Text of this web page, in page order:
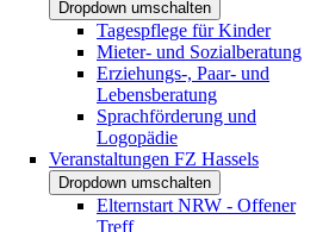
Dropdown umschalten
Tagespflege für Kinder
Mieter- und Sozialberatung
Erziehungs-, Paar- und
Lebensberatung
Sprachförderung und
Logopädie
Veranstaltungen FZ Hassels
Dropdown umschalten
Elternstart NRW - Offener
Treff